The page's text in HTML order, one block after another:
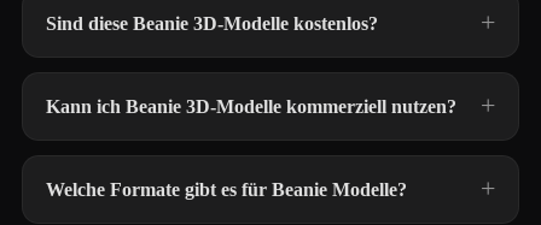
Sind diese Beanie 3D-Modelle kostenlos?
Kann ich Beanie 3D-Modelle kommerziell nutzen?
Welche Formate gibt es für Beanie Modelle?